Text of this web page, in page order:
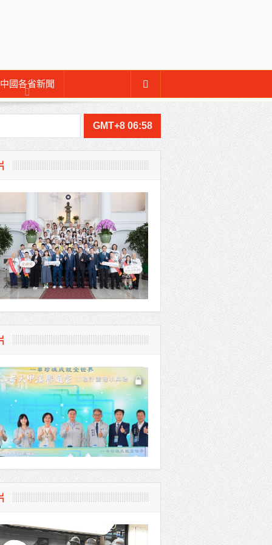
中國各省新聞
賓共同
GMT+8 06:58